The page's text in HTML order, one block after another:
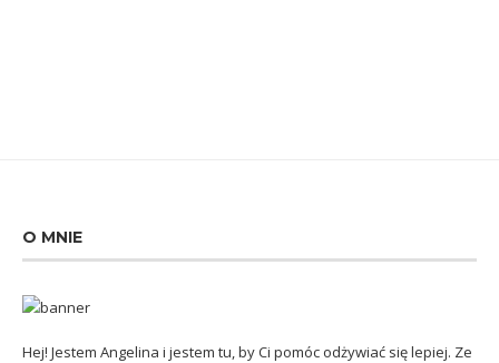
O MNIE
Hej! Jestem Angelina i jestem tu, by Ci pomóc odżywiać się lepiej. Ze